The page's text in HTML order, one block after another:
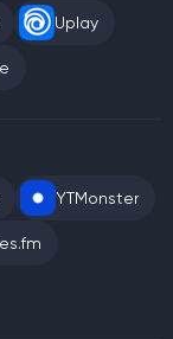
Uplay
YTMonster